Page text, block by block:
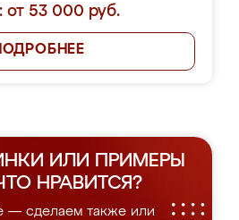
от 53 000 руб.
ИЛИ ПРИМЕРЫ
НРАВИТСЯ?
— сделаем также или